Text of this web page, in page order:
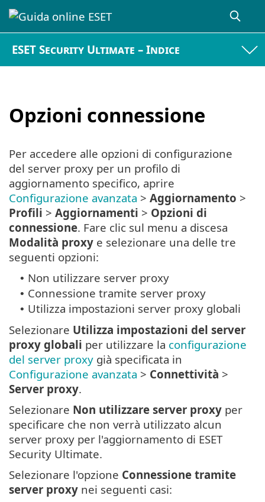
ESET Security Ultimate – Indice
Opzioni connessione
Per accedere alle opzioni di configurazione
del server proxy per un profilo di
aggiornamento specifico, aprire
Configurazione avanzata > Aggiornamento >
Profili > Aggiornamenti > Opzioni di
connessione. Fare clic sul menu a discesa
Modalità proxy e selezionare una delle tre
seguenti opzioni:
• Non utilizzare server proxy
• Connessione tramite server proxy
• Utilizza impostazioni server proxy globali
Selezionare Utilizza impostazioni del server
proxy globali per utilizzare la configurazione
del server proxy già specificata in
Configurazione avanzata > Connettività >
Server proxy.
Selezionare Non utilizzare server proxy per
specificare che non verrà utilizzato alcun
server proxy per l'aggiornamento di ESET
Security Ultimate.
Selezionare l'opzione Connessione tramite
server proxy nei seguenti casi: